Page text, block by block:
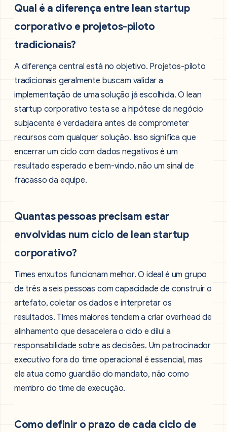
Qual é a diferença entre lean startup
corporativo e projetos-piloto
tradicionais?
A diferença central está no objetivo. Projetos-piloto
tradicionais geralmente buscam validar a
implementação de uma solução já escolhida. O lean
startup corporativo testa se a hipótese de negócio
subjacente é verdadeira antes de comprometer
recursos com qualquer solução. Isso significa que
encerrar um ciclo com dados negativos é um
resultado esperado e bem-vindo, não um sinal de
fracasso da equipe.
Quantas pessoas precisam estar
envolvidas num ciclo de lean startup
corporativo?
Times enxutos funcionam melhor. O ideal é um grupo
de três a seis pessoas com capacidade de construir o
artefato, coletar os dados e interpretar os
resultados. Times maiores tendem a criar overhead de
alinhamento que desacelera o ciclo e dilui a
responsabilidade sobre as decisões. Um patrocinador
executivo fora do time operacional é essencial, mas
ele atua como guardião do mandato, não como
membro do time de execução.
Como definir o prazo de cada ciclo de